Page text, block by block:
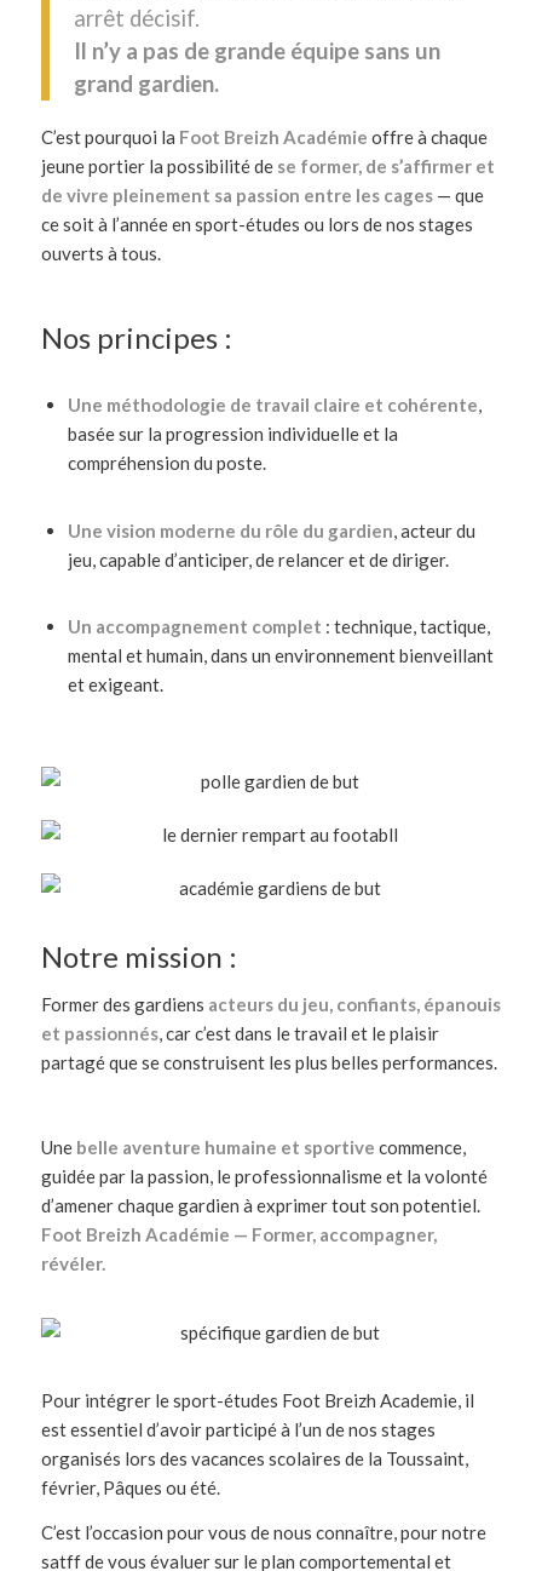
arrêt décisif.
Il n’y a pas de grande équipe sans un
grand gardien.
C’est pourquoi la Foot Breizh Académie offre à chaque
jeune portier la possibilité de se former, de s’affirmer et
de vivre pleinement sa passion entre les cages— que
ce soit à l’année en sport-études ou lors de nos stages
ouverts à tous.
Nos principes :
Une méthodologie de travail claire et cohérente,
basée sur la progression individuelle et la
compréhension du poste.
Une vision moderne du rôle du gardien , acteur du
jeu, capable d’anticiper, de relancer et de diriger.
Un accompagnement complet : technique, tactique,
mental et humain, dans un environnement bienveillant
et exigeant.
Notre mission :
Former des gardiens acteurs du jeu, confiants, épanouis
et passionnés, car c’est dans le travail et le plaisir
partagé que se construisent les plus belles performances.
Une belle aventure humaine et sportive commence,
guidée par la passion, le professionnalisme et la volonté
d’amener chaque gardien à exprimer tout son potentiel.
Foot Breizh Académie — Former, accompagner,
révéler.
Pour intégrer le sport-études Foot Breizh Academie, il
est essentiel d’avoir participé à l’un de nos stages
organisés lors des vacances scolaires de la Toussaint,
février, Pâques ou été.
C’est l’occasion pour vous de nous connaître, pour notre
satff de vous évaluer sur le plan comportemental et